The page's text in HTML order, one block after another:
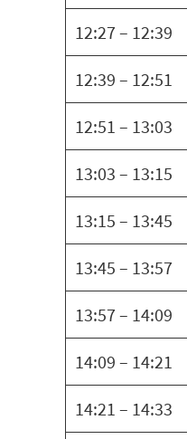
12:27 – 12:39
12:39 – 12:51
12:51 – 13:03
13:03 – 13:15
13:15 – 13:45
13:45 – 13:57
13:57 – 14:09
14:09 – 14:21
14:21 – 14:33